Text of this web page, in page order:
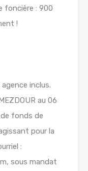
foncière : 900
!
inclus.
au 06
fonds de
pour la
:
sous mandat